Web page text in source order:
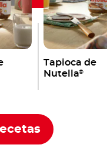
Tapioca de
Nutella®